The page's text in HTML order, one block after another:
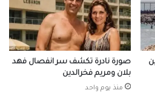
صورة نادرة تكشف سر انفصال فهد
بلان ومريم فخرالدين
منذ يوم واحد